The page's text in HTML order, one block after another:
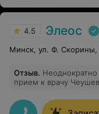
4.5 Элеос
Минск, ул. Ф. Скорины,
Отзыв. Неоднократно
прием к врачу Чеушева Т.А. Хотелось
специалиста, всегда
ответит на все